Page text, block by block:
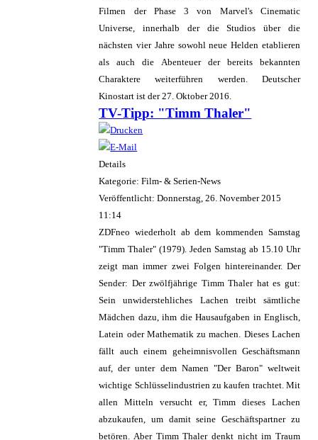
Filmen der Phase 3 von Marvel's Cinematic
Universe, innerhalb der die Studios über die
nächsten vier Jahre sowohl neue Helden etablieren
als auch die Abenteuer der bereits bekannten
Charaktere weiterführen werden. Deutscher
Kinostart ist der 27. Oktober 2016.
TV-Tipp: "Timm Thaler"
Details
Kategorie: Film- & Serien-News
Veröffentlicht: Donnerstag, 26. November 2015
11:14
ZDFneo wiederholt ab dem kommenden Samstag
"Timm Thaler" (1979). Jeden Samstag ab 15.10 Uhr
zeigt man immer zwei Folgen hintereinander. Der
Sender: Der zwölfjährige Timm Thaler hat es gut:
Sein unwiderstehliches Lachen treibt sämtliche
Mädchen dazu, ihm die Hausaufgaben in Englisch,
Latein oder Mathematik zu machen. Dieses Lachen
fällt auch einem geheimnisvollen Geschäftsmann
auf, der unter dem Namen "Der Baron" weltweit
wichtige Schlüsselindustrien zu kaufen trachtet. Mit
allen Mitteln versucht er, Timm dieses Lachen
abzukaufen, um damit seine Geschäftspartner zu
betören. Aber Timm Thaler denkt nicht im Traum